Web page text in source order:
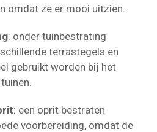
omdat ze er mooi uitzien.
: onder tuinbestrating
terrastegels en
gebruikt worden bij het
: een oprit bestraten
voorbereiding, omdat de